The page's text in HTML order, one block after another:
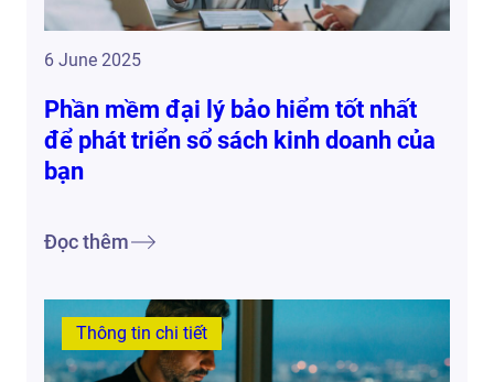
6 June 2025
Phần mềm đại lý bảo hiểm tốt nhất
để phát triển sổ sách kinh doanh của
bạn
Đọc thêm
Thông tin chi tiết